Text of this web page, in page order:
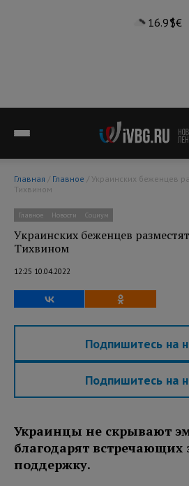
16.9°$€
Главная / Главное
Тихвином
Главное Новости Социум
Украинских беженцев
Тихвином
12:25 10.04.2022
Подпишитесь на
Подпишитесь на
Украинцы не скрывают
благодарят
поддержку.